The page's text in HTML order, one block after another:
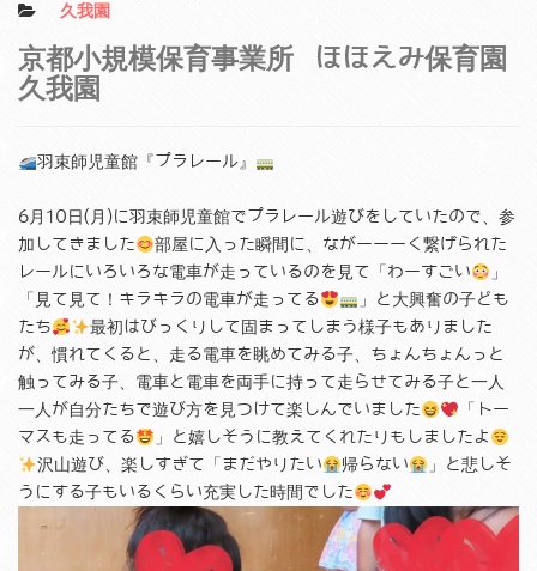
久我園
京都小規模保育事業所 ほほえみ保育園
久我園
羽束師児童館『プラレール』
6月10日(月)に羽束師児童館でプラレール遊びをしていたので、参
加してきました
部屋に入った瞬間に、ながーーーく繋げられた
レールにいろいろな電車が走っているのを見て「わーすごい
」
「見て見て！キラキラの電車が走ってる
」と大興奮の子ども
たち
最初はびっくりして固まってしまう様子もありました
が、慣れてくると、走る電車を眺めてみる子、ちょんちょんっと
触ってみる子、電車と電車を両手に持って走らせてみる子と一人
一人が自分たちで遊び方を見つけて楽しんでいました
「トー
マスも走ってる
」と嬉しそうに教えてくれたりもしましたよ
沢山遊び、楽しすぎて「まだやりたい
帰らない
」と悲しそ
うにする子もいるくらい充実した時間でした